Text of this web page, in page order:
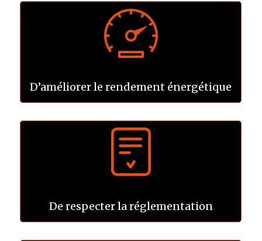
D’améliorer le rendement énergétique
De respecter la réglementation